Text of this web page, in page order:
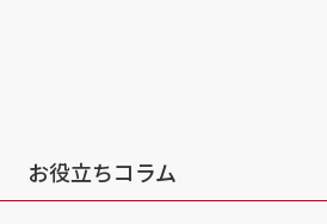
お役立ちコラム